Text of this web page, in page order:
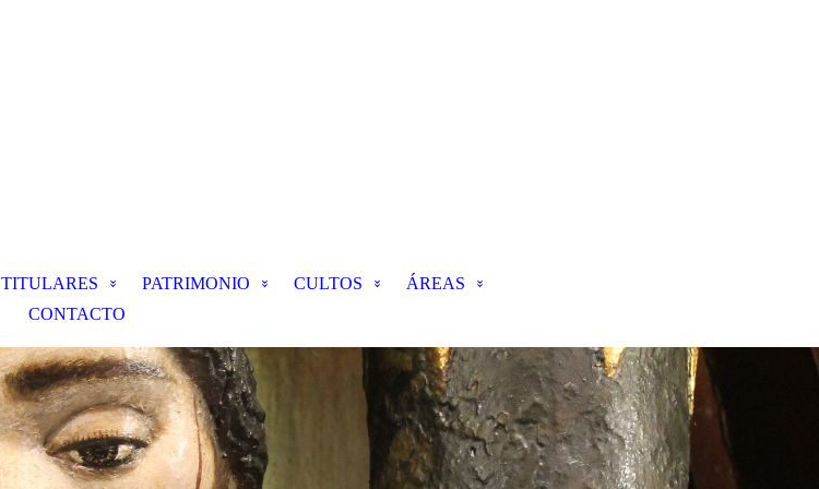
TITULARES PATRIMONIO CULTOS
ÁREAS
CONTACTO